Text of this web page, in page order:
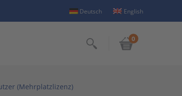
Deutsch English
Suchen
0
(Mehrplatzlizenz)